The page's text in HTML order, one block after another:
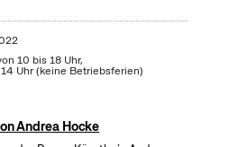
10 bis 18 Uhr,
Uhr (keine Betriebsferien)
Andrea Hocke